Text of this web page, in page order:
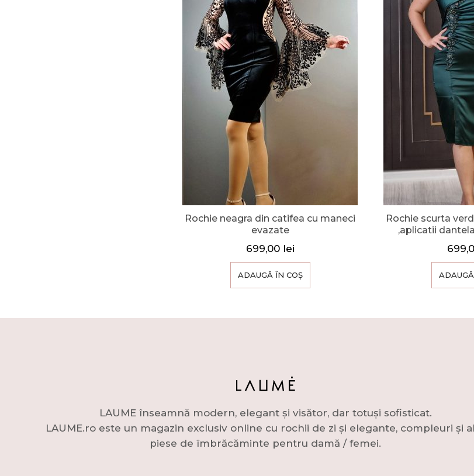
Rochie neagra din catifea cu maneci
evazate
699,00 lei
ADAUGĂ ÎN COȘ
Rochie scurta
,aplicatii
LAUME înseamnă modern, elegant și visător, dar totuși sofisticat.
LAUME.ro este un magazin exclusiv online cu rochii de zi și elegante, compleuri și
piese de îmbrăcăminte pentru damă / femei.